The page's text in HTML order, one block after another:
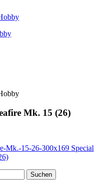
Mk. 15 (26)
Suchen